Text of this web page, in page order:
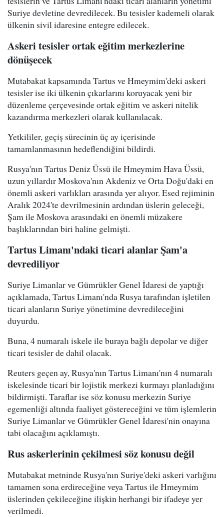
Suriye devletine devredilecek. Bu tesisler kademeli olarak
ülkenin sivil idaresine entegre edilecek.
Askeri tesisler ortak eğitim merkezlerine
dönüşecek
Mutabakat kapsamında Tartus ve Hmeymim'deki askeri
tesisler ise iki ülkenin çıkarlarını koruyacak yeni bir
düzenleme çerçevesinde ortak eğitim ve askeri nitelik
kazandırma merkezleri olarak kullanılacak.
Yetkililer, geçiş sürecinin üç ay içerisinde
tamamlanmasının hedeflendiğini bildirdi.
Rusya'nın Tartus Deniz Üssü ile Hmeymim Hava Üssü,
uzun yıllardır Moskova'nın Akdeniz ve Orta Doğu'daki en
önemli askeri varlıkları arasında yer alıyor. Esed rejiminin
Aralık 2024'te devrilmesinin ardından üslerin geleceği,
Şam ile Moskova arasındaki en önemli müzakere
başlıklarından biri haline gelmişti.
Tartus Limanı'ndaki ticari alanlar Şam'a
devrediliyor
Suriye Limanlar ve Gümrükler Genel İdaresi de yaptığı
açıklamada, Tartus Limanı'nda Rusya tarafından işletilen
ticari alanların Suriye yönetimine devredileceğini
duyurdu.
Buna, 4 numaralı iskele ile buraya bağlı depolar ve diğer
ticari tesisler de dahil olacak.
Reuters geçen ay, Rusya'nın Tartus Limanı'nın 4 numaralı
iskelesinde ticari bir lojistik merkezi kurmayı planladığını
bildirmişti. Taraflar ise söz konusu merkezin Suriye
egemenliği altında faaliyet göstereceğini ve tüm işlemlerin
Suriye Limanlar ve Gümrükler Genel İdaresi'nin onayına
tabi olacağını açıklamıştı.
Rus askerlerinin çekilmesi söz konusu değil
Mutabakat metninde Rusya'nın Suriye'deki askeri varlığını
tamamen sona erdireceğine veya Tartus ile Hmeymim
üslerinden çekileceğine ilişkin herhangi bir ifadeye yer
verilmedi.